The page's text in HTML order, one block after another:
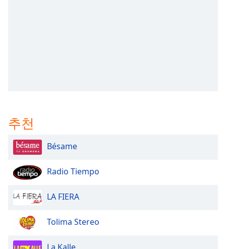
Picture
Fullscreen
This
modal
dialog
window.
추천
Bésame
Radio Tiempo
LA FIERA
Tolima Stereo